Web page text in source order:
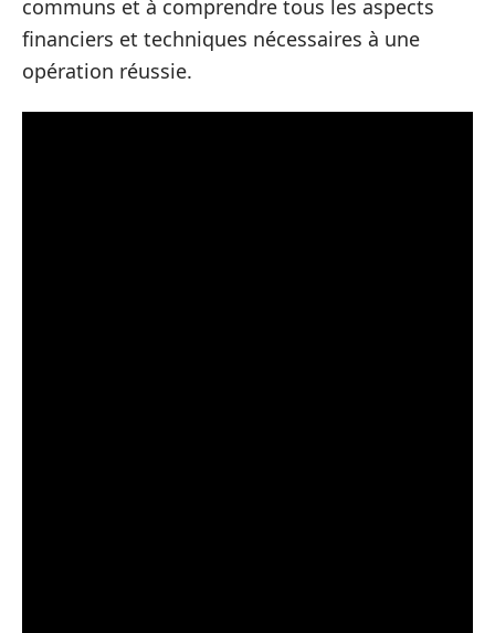
communs et à comprendre tous les aspects
financiers et techniques nécessaires à une
opération réussie.